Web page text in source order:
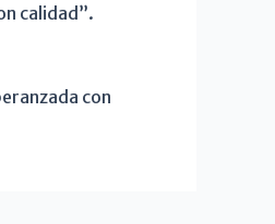
calidad”.
con